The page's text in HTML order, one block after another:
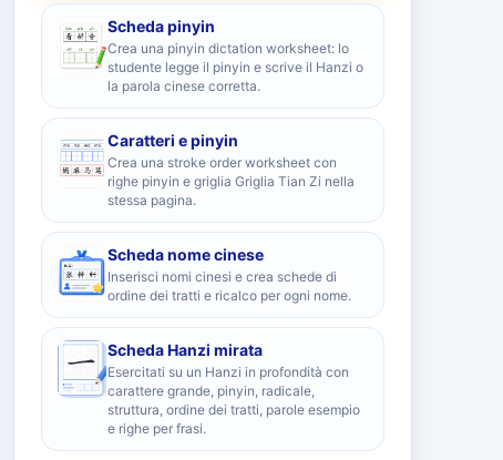
Scheda pinyin
Crea una pinyin dictation worksheet: lo
studente legge il pinyin e scrive il Hanzi o
la parola cinese corretta.
Caratteri e pinyin
Crea una stroke order worksheet con
righe pinyin e griglia Griglia Tian Zi nella
stessa pagina.
Scheda nome cinese
Inserisci nomi cinesi e crea schede di
ordine dei tratti e ricalco per ogni nome.
Scheda Hanzi mirata
Esercitati su un Hanzi in profondità con
carattere grande, pinyin, radicale,
struttura, ordine dei tratti, parole esempio
e righe per frasi.